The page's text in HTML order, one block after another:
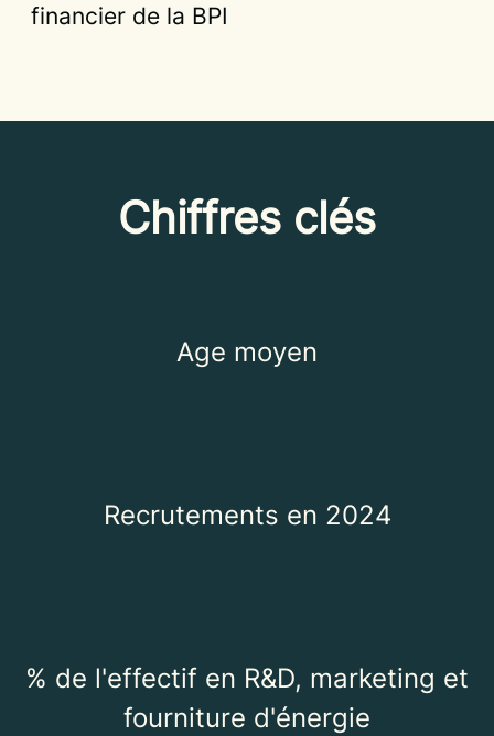
financier de la BPI
Chiffres clés
Age moyen
Recrutements en 2024
% de l'effectif en R&D, marketing et
fourniture d'énergie